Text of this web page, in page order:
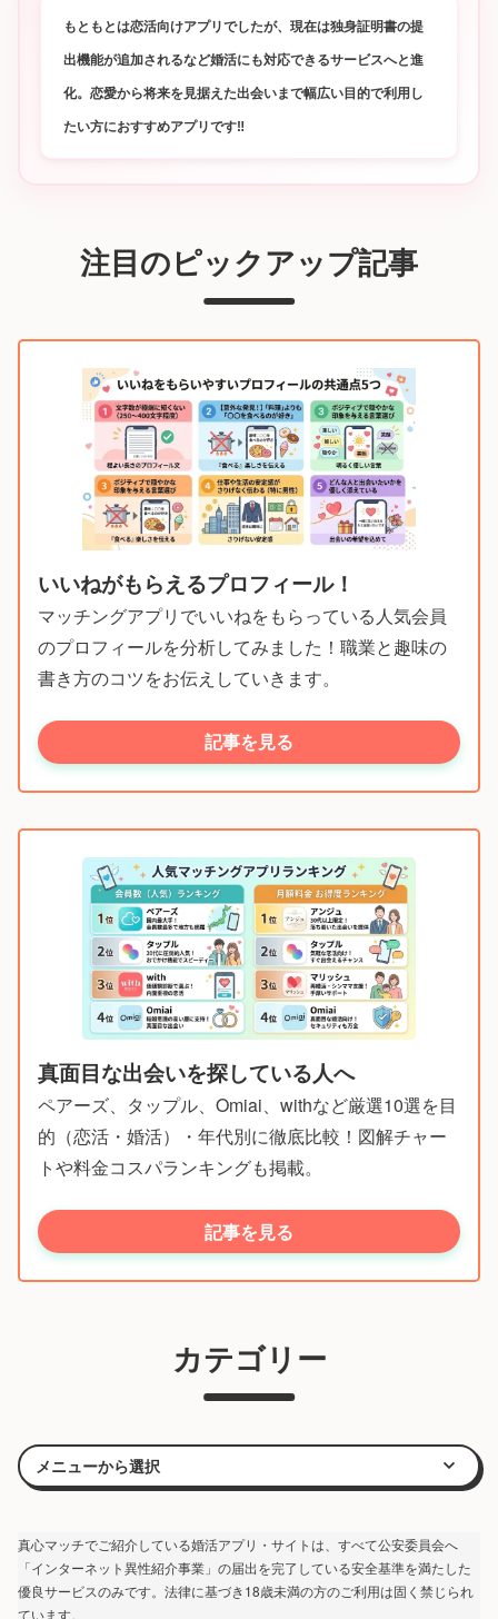
もともとは恋活向けアプリでしたが、現在は独身証明書の提
出機能が追加されるなど婚活にも対応できるサービスへと進
化。恋愛から将来を見据えた出会いまで幅広い目的で利用し
たい方におすすめアプリです‼
注目のピックアップ記事
いいねがもらえるプロフィール！
マッチングアプリでいいねをもらっている人気会員
のプロフィールを分析してみました！職業と趣味の
書き方のコツをお伝えしていきます。
記事を見る
真面目な出会いを探している人へ
ペアーズ、タップル、Omiai、withなど厳選10選を目
的（恋活・婚活）・年代別に徹底比較！図解チャー
トや料金コスパランキングも掲載。
記事を見る
カテゴリー
真心マッチでご紹介している婚活アプリ・サイトは、すべて公安委員会へ
「インターネット異性紹介事業」の届出を完了している安全基準を満たした
優良サービスのみです。法律に基づき18歳未満の方のご利用は固く禁じられ
ています。